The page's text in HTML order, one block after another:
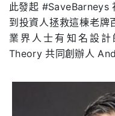
此發起 #SaveBarneys
到投資人拯救這棟老牌
業界人士有知名設計
Theory共同創辦人